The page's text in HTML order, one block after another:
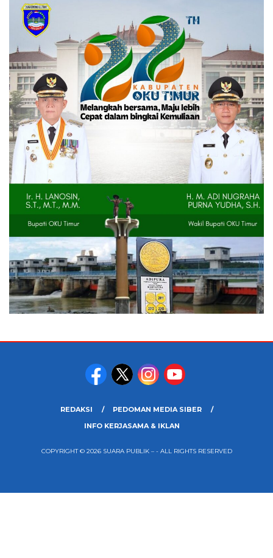
REDAKSI
PEDOMAN MEDIA SIBER
INFO KERJASAMA & IKLAN
COPYRIGHT © 2026 SUARA PUBLIK – - ALL RIGHTS RESERVED